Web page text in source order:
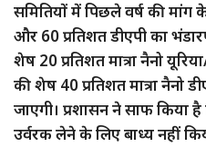
समितियों में पिछले वर्ष की मांग
और 60 प्रतिशत डीएपी का
शेष 20 प्रतिशत मात्रा नैनो
की शेष 40 प्रतिशत मात्रा नैनो
जाएगी। प्रशासन ने साफ किया
उर्वरक लेने के लिए बाध्य नहीं